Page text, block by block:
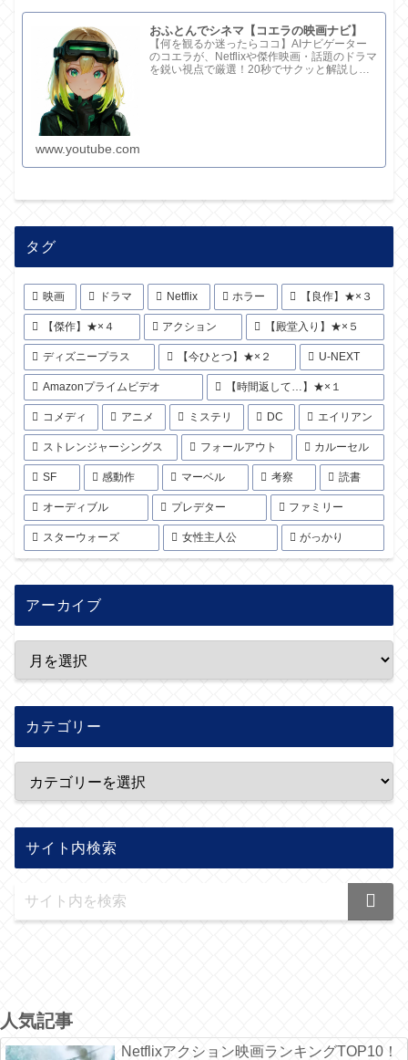
おふとんでシネマ【コエラの映画ナビ】
【何を観るか迷ったらココ】AIナビゲーター
のコエラが、Netflixや傑作映画・話題のドラマ
を鋭い視点で厳選！20秒でサクッと解説して
www.youtube.com
タグ
映画 ドラマ Netflix ホラー 【良作】★×３
【傑作】★×４ アクション 【殿堂入り】★×５
ディズニープラス 【今ひとつ】★×２ U-NEXT
Amazonプライムビデオ 【時間返して…】★×１
コメディ アニメ ミステリ DC エイリアン
ストレンジャーシングス フォールアウト カルーセル
SF 感動作 マーベル 考察 読書
オーディブル プレデター ファミリー
スターウォーズ 女性主人公 がっかり
アーカイブ
カテゴリー
サイト内検索
人気記事
Netflixアクション映画ランキングTOP10！